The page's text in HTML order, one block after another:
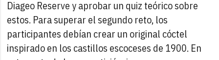
Diageo Reserve y aprobar un quiz teórico sobre
estos. Para superar el segundo reto, los
participantes debían crear un original cóctel
inspirado en los castillos escoceses de 1900. En